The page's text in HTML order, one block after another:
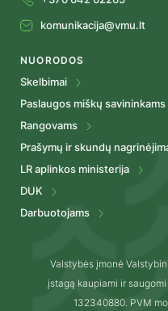
komunikacija@vmu.lt
NUORODOS
Skelbimai
Paslaugos miškų savininkams
Rangovams
Prašymų ir skundų
LR aplinkos ministerija
DUK
Darbuotojams
Valstybės įmonė
įstagą kaupiami ir
132340880. PVM